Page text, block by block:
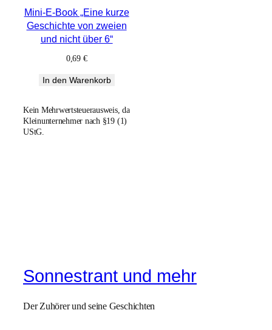
Mini-E-Book „Eine kurze
Geschichte von zweien
und nicht über 6“
0,69 €
In den Warenkorb
Kein Mehrwertsteuerausweis, da
Kleinunternehmer nach §19 (1)
UStG.
Sonnestrant und mehr
Der Zuhörer und seine Geschichten